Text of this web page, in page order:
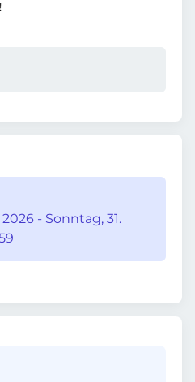
- Sonntag, 31.